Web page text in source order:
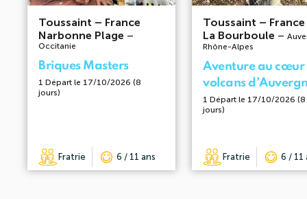
Toussaint – France
Narbonne Plage –
Occitanie
Briques Masters
1 Départ le 17/10/2026 (8
jours)
Fratrie 6 / 11 ans
Toussaint – France
La Bourboule –
Rhône-Alpes
Aventure au cœur
volcans
1 Départ le 17/10/2026 (8
jours)
Fratrie 6 / 11